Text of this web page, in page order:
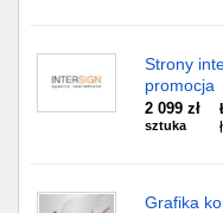
Strony
promocja
2 099 zł
sztuka
Grafika